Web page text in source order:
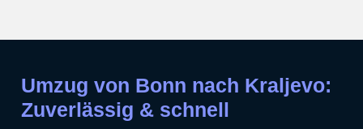
Umzug von Bonn nach Kraljevo:
Zuverlässig & schnell